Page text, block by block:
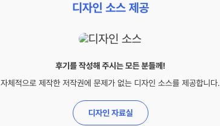
디자인 소스 제공
후기를 작성해 주시는 모든 분들께!
자체적으로 제작한 저작권에 문제가 없는 디자인 소스를 제공합니다.
디자인 자료실